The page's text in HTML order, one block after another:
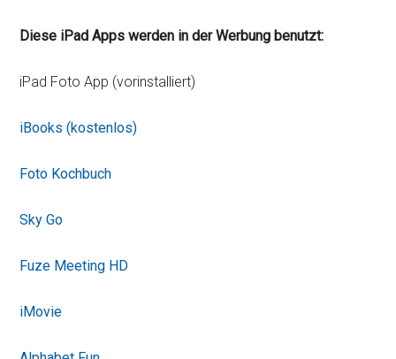
Diese iPad Apps werden in der Werbung benutzt:
iPad Foto App (vorinstalliert)
iBooks (kostenlos)
Foto Kochbuch
Sky Go
Fuze Meeting HD
iMovie